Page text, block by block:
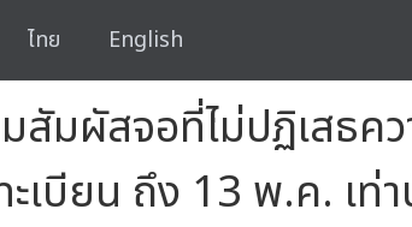
ไทย English
สัมผัสจอที่ไม่ปฏิเสธ
เบียน ถึง 13 พ.ค. เท่